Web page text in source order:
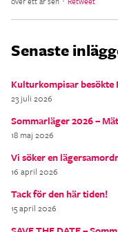
Senaste
Kulturkompisar
23 juli 2026
Sommarläger 2026 –
18 maj 2026
Vi söker en
16 april 2026
Tack för den här tiden!
15 april 2026